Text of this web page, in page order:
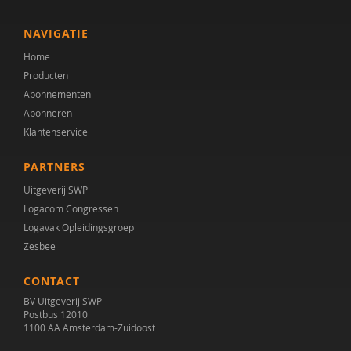
R.J. Bosman
E.C. Bostelaar
H. Boswijk
Yvonne Bouman
Liesbeth Bouwhuis
Frederik Boven
G.M. Boxhoorn
NAVIGATIE
Home
Producten
Abonnementen
Abonneren
Klantenservice
PARTNERS
Uitgeverij SWP
Logacom Congressen
Logavak Opleidingsgroep
Zesbee
CONTACT
BV Uitgeverij SWP
Postbus 12010
1100 AA Amsterdam-Zuidoost